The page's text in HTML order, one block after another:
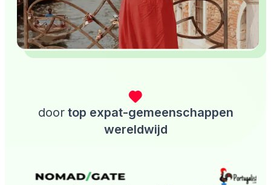
door top expat-gemeenschappen
wereldwijd